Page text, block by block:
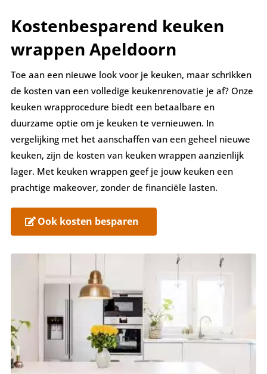
Kostenbesparend keuken
wrappen Apeldoorn
Toe aan een nieuwe look voor je keuken, maar schrikken
de kosten van een volledige keukenrenovatie je af? Onze
keuken wrapprocedure biedt een betaalbare en
duurzame optie om je keuken te vernieuwen. In
vergelijking met het aanschaffen van een geheel nieuwe
keuken, zijn de kosten van keuken wrappen aanzienlijk
lager. Met keuken wrappen geef je jouw keuken een
prachtige makeover, zonder de financiële lasten.
Ook kosten besparen